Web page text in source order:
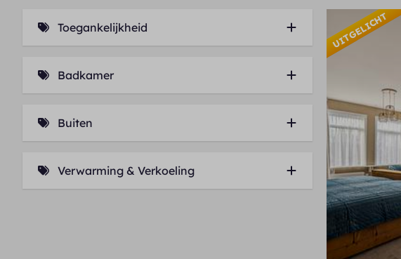
Toegankelijkheid
Badkamer
Buiten
Verwarming & Verkoeling
UITGELICHT